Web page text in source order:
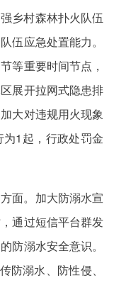
乡村森林扑火队伍
伍应急处置能力。
等重要时间节点，
展开拉网式隐患排
大对违规用火现象
1起，行政处罚金
面。加大防溺水宣
通过短信平台群发
防溺水安全意识。
防溺水、防性侵、